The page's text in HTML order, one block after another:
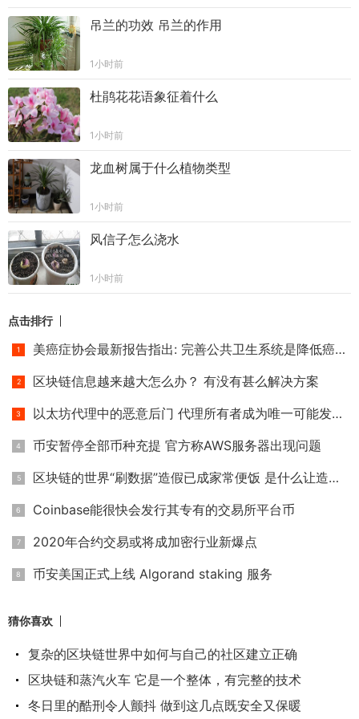
吊兰的功效 吊兰的作用
1小时前
杜鹃花花语象征着什么
1小时前
龙血树属于什么植物类型
1小时前
风信子怎么浇水
1小时前
点击排行
美癌症协会最新报告指出: 完善公共卫生系统是降低癌症死亡率
区块链信息越来越大怎么办？ 有没有甚么解决方案
以太坊代理中的恶意后门 代理所有者成为唯一可能发生冲突的帐
币安暂停全部币种充提 官方称AWS服务器出现问题
区块链的世界“刷数据”造假已成家常便饭 是什么让造假者日益
Coinbase能很快会发行其专有的交易所平台币
2020年合约交易或将成加密行业新爆点
币安美国正式上线 Algorand staking 服务
猜你喜欢
复杂的区块链世界中如何与自己的社区建立正确
区块链和蒸汽火车 它是一个整体，有完整的技术
冬日里的酷刑令人颤抖 做到这几点既安全又保暖